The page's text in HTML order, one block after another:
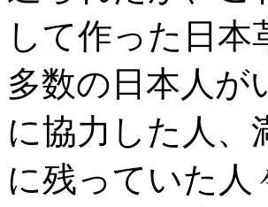
して作った日
多数の日本人が
に協力した人、
に残っていた人